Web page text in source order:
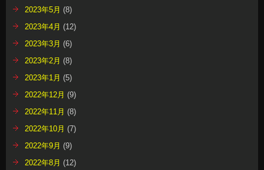
2023年5月 (8)
2023年4月 (12)
2023年3月 (6)
2023年2月 (8)
2023年1月 (5)
2022年12月 (9)
2022年11月 (8)
2022年10月 (7)
2022年9月 (9)
2022年8月 (12)